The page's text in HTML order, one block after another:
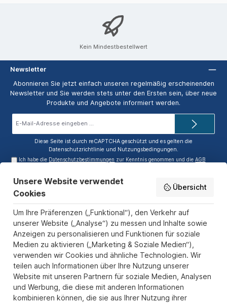
Kein Mindestbestellwert
Newsletter
Abonnieren Sie jetzt einfach unseren regelmäßig erscheinenden
Newsletter und Sie werden stets unter den Ersten sein, über neue
Produkte und Angebote informiert werden.
Diese Seite ist durch reCAPTCHA geschützt und es gelten die
Datenschutzrichtlinie und Nutzungsbedingungen.
Ich habe die Datenschutzbestimmungen zur Kenntnis genommen und dieAGB
Service-Hotline
Informationen
Zahlungs- und Versandarten
Sicher Einkaufen
Über uns
Der Pokal & Vereinsbedarf Onlineshop PokalExpress in Marl ist
Ihr Spezialist für Pokale, Medaillen und Trophäen aus Glas und
Resin, mit einem Fokus auf Säulenpokalen. Unser herausragender
Kundenservice zeichnet sich durch Schnelligkeit und
Unsere Website verwendet
Cookies
Übersicht
Um Ihre Präferenzen („Funktional“), den Verkehr auf
unserer Website („Analyse“) zu messen und Inhalte sowie
Anzeigen zu personalisieren und Funktionen für soziale
Medien zu aktivieren („Marketing & Soziale Medien“),
verwenden wir Cookies und ähnliche Technologien. Wir
teilen auch Informationen über Ihre Nutzung unserer
Website mit unseren Partnern für soziale Medien, Analysen
und Werbung, die diese mit anderen Informationen
kombinieren können, die sie aus Ihrer Nutzung ihrer